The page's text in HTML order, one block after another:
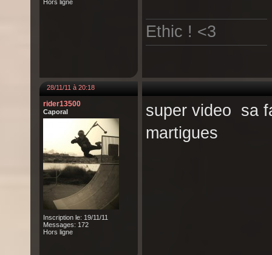
Hors ligne
Ethic ! <3
28/11/11 à 20:18
rider13500
Caporal
Inscription le: 19/11/11
Messages: 172
Hors ligne
super video sa
martigues